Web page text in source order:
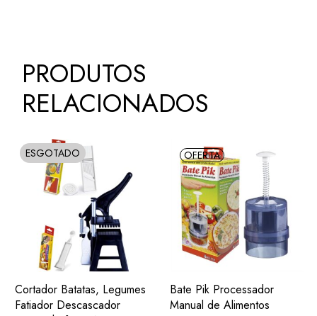
PRODUTOS
RELACIONADOS
ESGOTADO
SOLD
ADIC.
FAVORITOS
VER
Cortador Batatas, Legumes
Fatiador Descascador
OFERTA
ADIC.
FAVORITOS
VER
Bate Pik Processador
Manual de Alimentos